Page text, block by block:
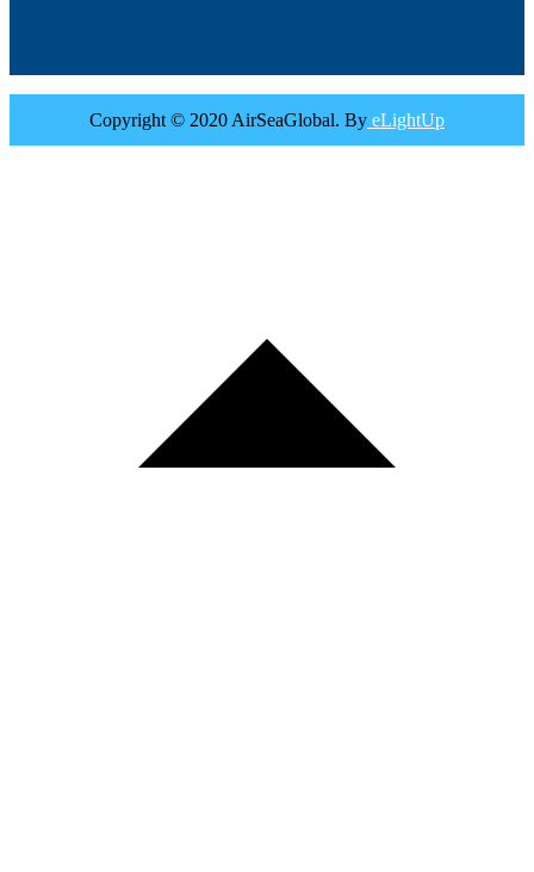
Copyright © 2020 AirSeaGlobal. By eLightUp